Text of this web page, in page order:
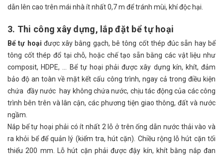
dẫn lên cao trên mái nhà ít nhất 0,7 m để tránh mùi, khí độc hại.
3. Thi công xây dựng, lắp đặt bể tự hoại
Bể tự hoại được xây bằng gạch, bê tông cốt thép đúc sẵn hay bể
tông cốt thép đổ tại chỗ, hoặc chế tạo sẵn bằng các vật liệu như
composit, HDPE, … Bể tự hoại phải được xây dựng kín, khít, đảm
bảo độ an toàn về mặt kết cấu công trình, ngay cả trong điều kiện
chứa đầy nước hay không chứa nước, chịu tác động của các công
trình bên trên và lân cận, các phương tiện giao thông, đất và nước
ngầm.
Nắp bể tự hoại phải có ít nhất 2 lỗ ở trên ống dẫn nước thải vào và
ra khỏi bể để quản lý (kiểm tra, hút cặn). Chiều rộng lỗ hút cặn tối
thiểu 200 mm. Lỗ hút cặn phải được đậy kín, khít bằng nắp đan